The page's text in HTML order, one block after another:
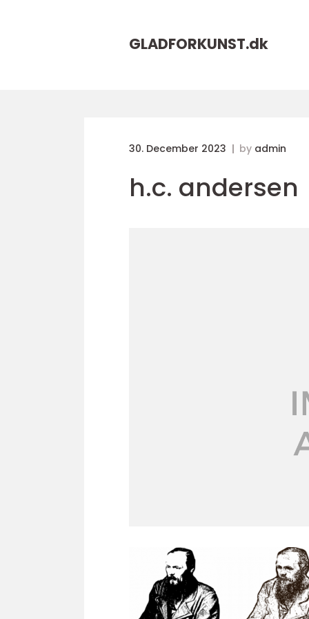
GLADFORKUNST.dk
30. December 2023 by admin
h.c. andersen